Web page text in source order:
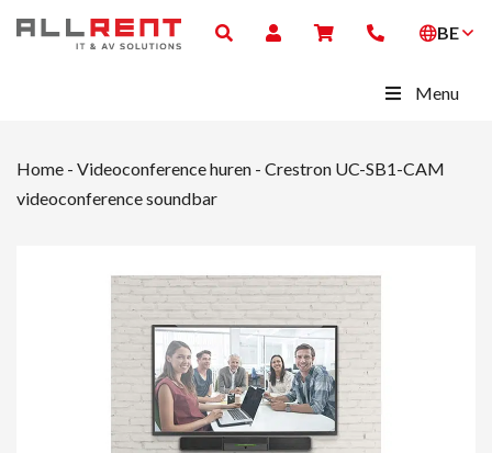
BE
Menu
Home - Videoconference huren - Crestron UC-SB1-CAM
videoconference soundbar